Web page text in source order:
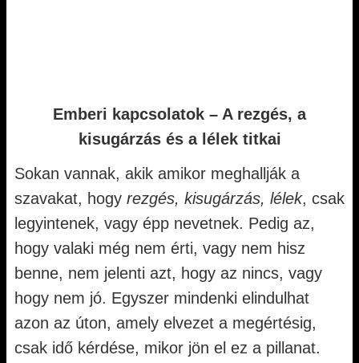
Emberi kapcsolatok – A rezgés, a
kisugárzás és a lélek titkai
Sokan vannak, akik amikor meghallják a
szavakat, hogy rezgés, kisugárzás, lélek, csak
legyintenek, vagy épp nevetnek. Pedig az,
hogy valaki még nem érti, vagy nem hisz
benne, nem jelenti azt, hogy az nincs, vagy
hogy nem jó. Egyszer mindenki elindulhat
azon az úton, amely elvezet a megértésig,
csak idő kérdése, mikor jön el ez a pillanat.